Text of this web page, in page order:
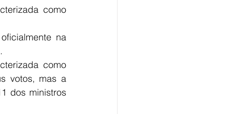
como
na
como
votos, mas a
dos ministros